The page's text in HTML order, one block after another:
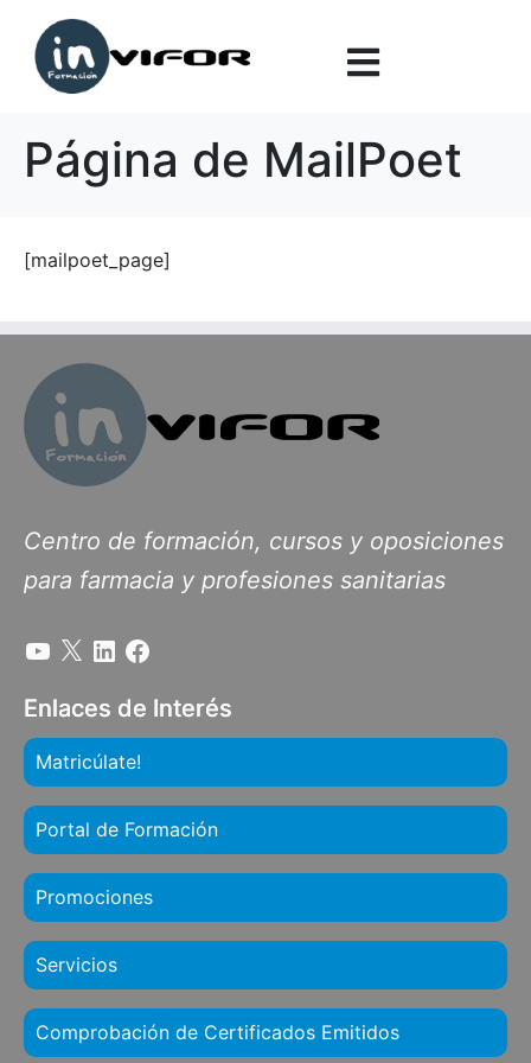
Página de MailPoet
[mailpoet_page]
Centro de formación, cursos y oposiciones
para farmacia y profesiones sanitarias
Enlaces de Interés
Matricúlate!
Portal de Formación
Promociones
Servicios
Comprobación de Certificados Emitidos